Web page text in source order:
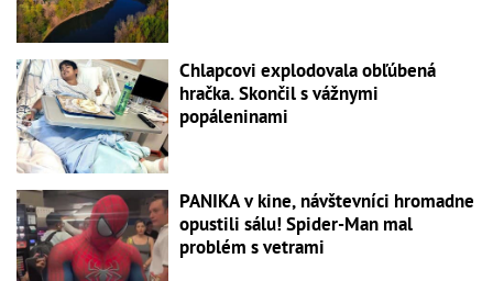
Chlapcovi explodovala obľúbená
hračka. Skončil s vážnymi
popáleninami
PANIKA v kine, návštevníci hromadne
opustili sálu! Spider-Man mal
problém s vetrami